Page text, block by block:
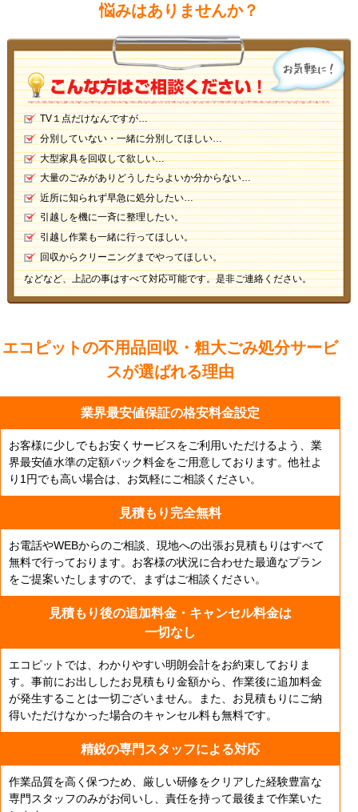
悩みはありませんか？
TV１点だけなんですが…
分別していない・一緒に分別してほしい…
大型家具を回収して欲しい…
大量のごみがありどうしたらよいか分からない…
近所に知られず早急に処分したい…
引越しを機に一斉に整理したい。
引越し作業も一緒に行ってほしい。
回収からクリーニングまでやってほしい。
などなど、上記の事はすべて対応可能です。是非ご連絡ください。
エコピットの不用品回収・粗大ごみ処分サービ
スが選ばれる理由
業界最安値保証の格安料金設定
お客様に少しでもお安くサービスをご利用いただけるよう、業
界最安値水準の定額パック料金をご用意しております。他社よ
り1円でも高い場合は、お気軽にご相談ください。
見積もり完全無料
お電話やWEBからのご相談、現地への出張お見積もりはすべて
無料で行っております。お客様の状況に合わせた最適なプラン
をご提案いたしますので、まずはご相談ください。
見積もり後の追加料金・ キャンセル料金は
一切なし
エコピットでは、わかりやすい明朗会計をお約束しておりま
す。事前にお出ししたお見積もり金額から、作業後に追加料金
が発生することは一切ございません。また、お見積もりにご納
得いただけなかった場合のキャンセル料も無料です。
精鋭の専門スタッフによる対応
作業品質を高く保つため、厳しい研修をクリアした経験豊富な
専門スタッフのみがお伺いし、責任を持って最後まで作業いた